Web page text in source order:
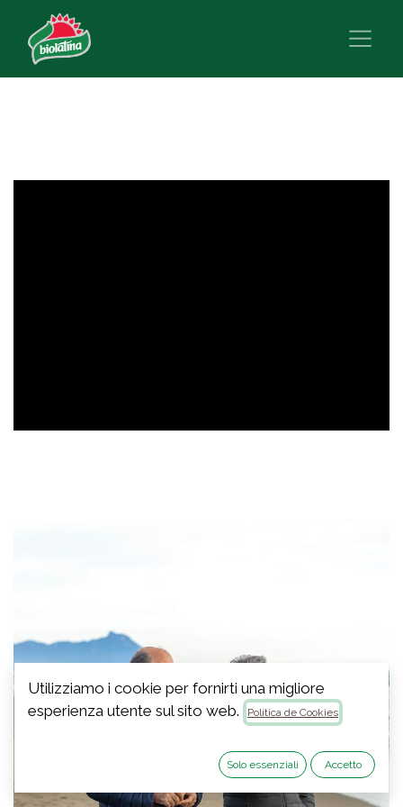
Utilizziamo i cookie per fornirti una migliore
esperienza utente sul sito web.
Política de Cookies
Solo essenziali Accetto